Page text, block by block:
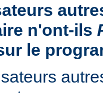
n'ont-ils
le